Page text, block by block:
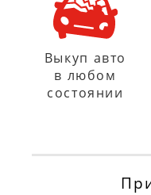
Выкуп авто
в любом
состоянии